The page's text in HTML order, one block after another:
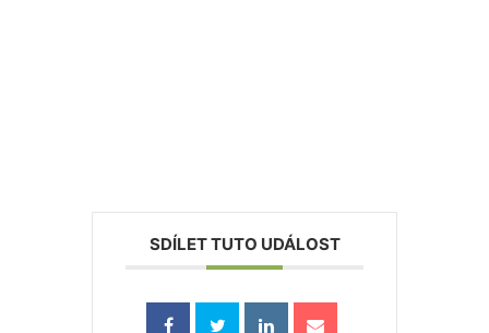
SDÍLET TUTO UDÁLOST